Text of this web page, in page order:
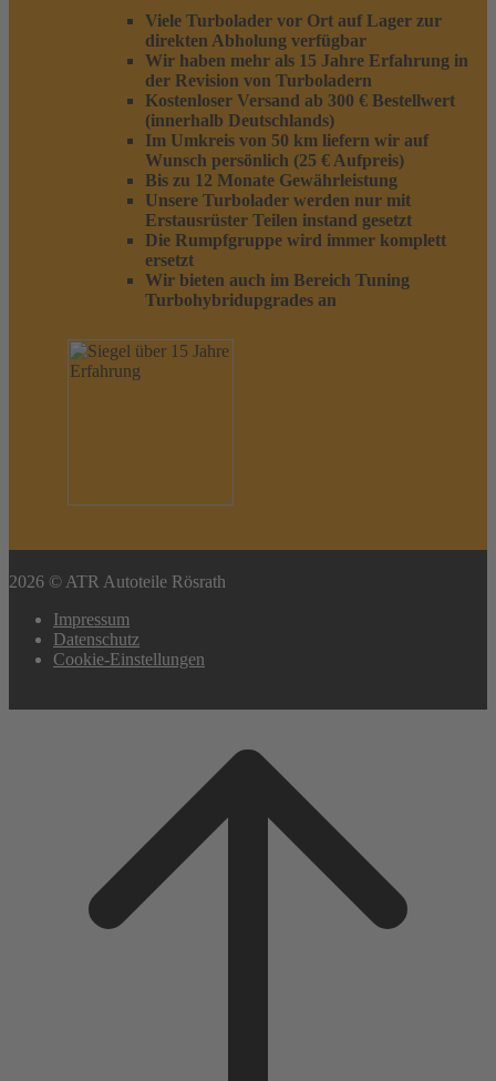
Viele Turbolader vor Ort auf Lager zur
direkten Abholung verfügbar
Wir haben mehr als 15 Jahre Erfahrung in
der Revision von Turboladern
Kostenloser Versand ab 300 € Bestellwert
(innerhalb Deutschlands)
Im Umkreis von 50 km liefern wir auf
Wunsch persönlich (25 € Aufpreis)
Bis zu 12 Monate Gewährleistung
Unsere Turbolader werden nur mit
Erstausrüster Teilen instand gesetzt
Die Rumpfgruppe wird immer komplett
ersetzt
Wir bieten auch im Bereich Tuning
Turbohybridupgrades an
2026 © ATR Autoteile Rösrath
Impressum
Datenschutz
Cookie-Einstellungen